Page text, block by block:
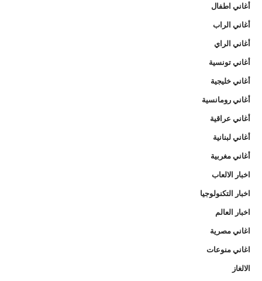
أغاني اطفال
أغاني الراب
أغاني الراي
أغاني تونسية
أغاني خليجية
أغاني رومانسية
أغاني عراقية
أغاني لبنانية
أغاني مغربية
اخبار الالعاب
اخبار التكنولوجيا
اخبار العالم
اغاني مصرية
اغاني منوعات
الالغاز